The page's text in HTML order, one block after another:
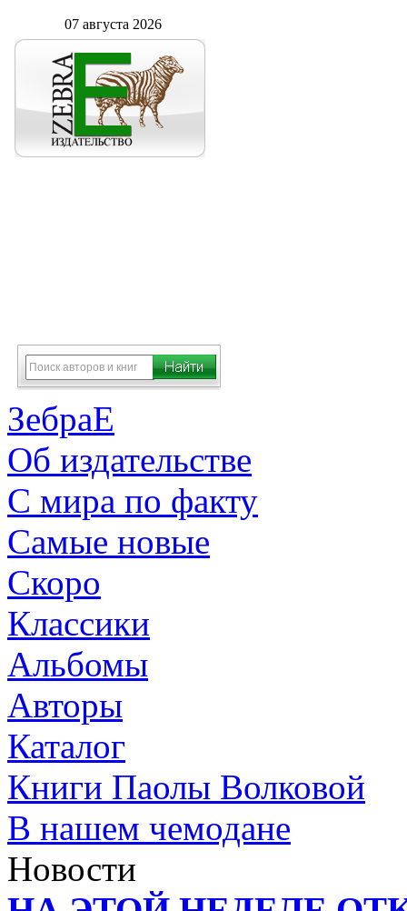
07 августа 2026
ЗебраЕ
Об издательстве
С мира по факту
Самые новые
Скоро
Классики
Альбомы
Авторы
Каталог
Книги Паолы Волковой
В нашем чемодане
Новости